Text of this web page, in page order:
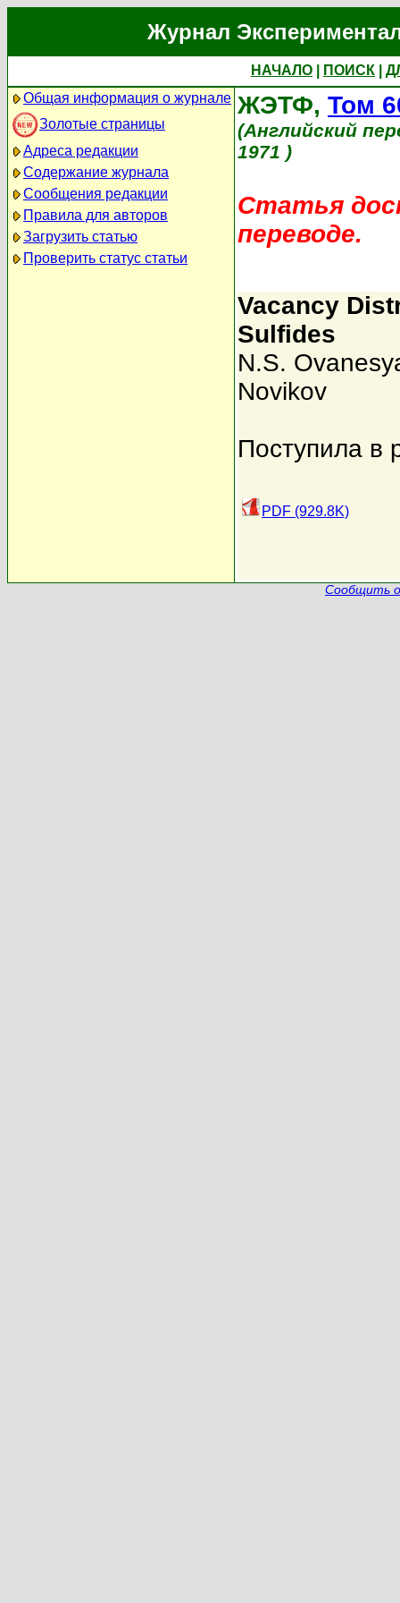
Журнал
НАЧАЛО ПОИСК
Общая информация о журнале
Золотые страницы
Адреса редакции
Содержание журнала
Сообщения редакции
Правила для авторов
Загрузить статью
Проверить статус статьи
ЖЭТФ, Том
(Английский
1971 )
Статья
переводе.
Vacancy
Sulfides
N.S.
Novikov
Поступила в
PDF (929.8K)
Сообщить о